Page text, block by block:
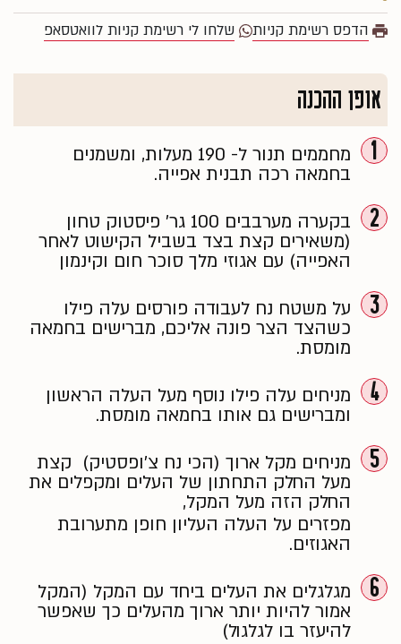
הדפס רשימת קניות שלחו לי רשימת קניות לוואטסאפ
אופן ההכנה
1
מחממים תנור ל- 190 מעלות, ומשמנים
בחמאה רכה תבנית אפייה.
2
בקערה מערבבים 100 גר׳ פיסטוק טחון
(משאירים קצת בצד בשביל הקישוט לאחר
האפייה) עם אגוזי מלך סוכר חום וקינמון
3
על משטח נח לעבודה פורסים עלה פילו
כשהצד הצר פונה אליכם, מברישים בחמאה
מומסת.
4
מניחים עלה פילו נוסף מעל העלה הראשון
ומברישים גם אותו בחמאה מומסת.
5
מניחים מקל ארוך (הכי נח צ׳ופסטיק) קצת
מעל החלק התחתון של העלים ומקפלים את
החלק הזה מעל המקל,
מפזרים על העלה העליון חופן מתערובת
האגוזים.
6
מגלגלים את העלים ביחד עם המקל (המקל
אמור להיות יותר ארוך מהעלים כך שאפשר
להיעזר בו לגלגול)